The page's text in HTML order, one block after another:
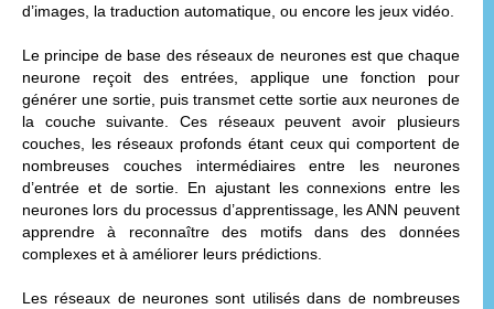
d’images, la traduction automatique, ou encore les jeux vidéo.
Le principe de base des réseaux de neurones est que chaque
neurone reçoit des entrées, applique une fonction pour
générer une sortie, puis transmet cette sortie aux neurones de
la couche suivante. Ces réseaux peuvent avoir plusieurs
couches, les réseaux profonds étant ceux qui comportent de
nombreuses couches intermédiaires entre les neurones
d’entrée et de sortie. En ajustant les connexions entre les
neurones lors du processus d’apprentissage, les ANN peuvent
apprendre à reconnaître des motifs dans des données
complexes et à améliorer leurs prédictions.
Les réseaux de neurones sont utilisés dans de nombreuses